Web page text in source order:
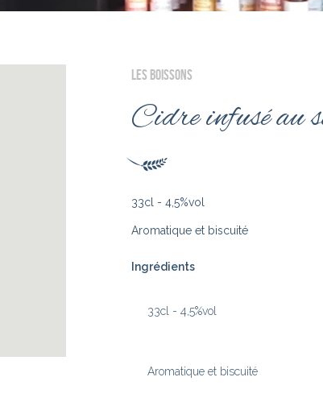
LES BOISSONS
Cidre infusé
33cl - 4,5%vol
Aromatique et biscuité
Ingrédients
33cl - 4,5%vol
Aromatique et biscuité